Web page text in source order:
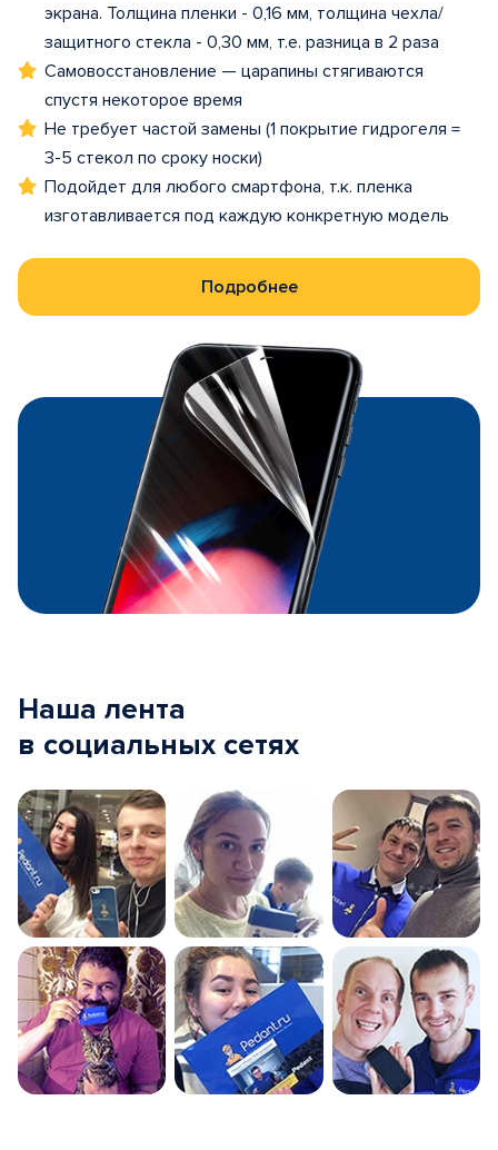
экрана. Толщина пленки - 0,16 мм, толщина чехла/
защитного стекла - 0,30 мм, т.е. разница в 2 раза
Самовосстановление — царапины стягиваются
спустя некоторое время
Не требует частой замены (1 покрытие гидрогеля =
3-5 стекол по сроку носки)
Подойдет для любого смартфона, т.к. пленка
изготавливается под каждую конкретную модель
Подробнее
Наша лента
в социальных сетях